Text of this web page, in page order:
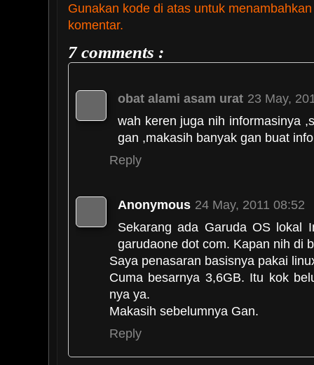
Gunakan kode di atas untuk
komentar.
7 comments :
obat alami asam urat 23 May,
wah keren juga nih informasinya
gan ,makasih banyak gan buat
Reply
Anonymous 24 May, 2011 08:52
Sekarang ada Garuda OS lokal
garudaone dot com. Kapan nih di
Saya penasaran basisnya pakai
Cuma besarnya 3,6GB. Itu kok
nya ya.
Makasih sebelumnya Gan.
Reply